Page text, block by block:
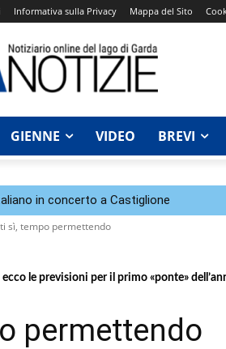
Informativa sulla Privacy Mappa del Sito
GIENNE VIDEO BREVI
in concerto a Castiglione
sì, tempo permettendo
le previsioni per il primo «ponte»
permettendo